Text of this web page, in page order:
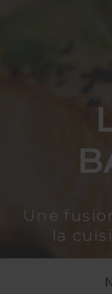
Une
la